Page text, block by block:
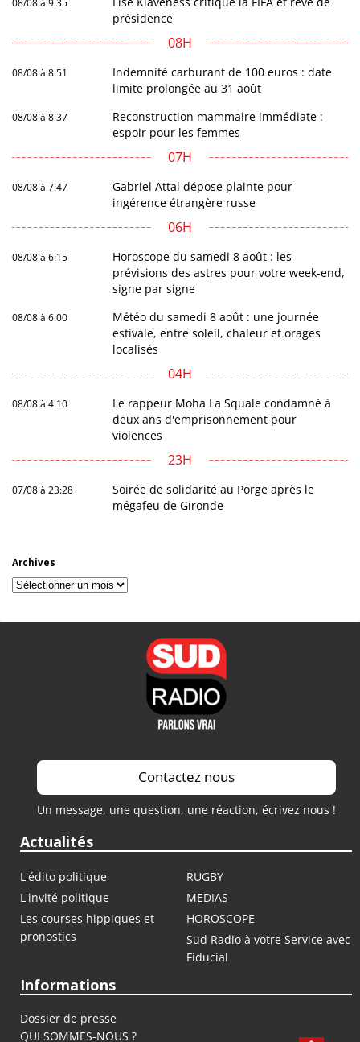
08/08 à 9:35
présidence
08H
08/08 à 8:51
Indemnité carburant de 100 euros : date
limite prolongée au 31 août
08/08 à 8:37
Reconstruction mammaire immédiate :
espoir pour les femmes
07H
08/08 à 7:47
Gabriel Attal dépose plainte pour
ingérence étrangère russe
06H
08/08 à 6:15
Horoscope du samedi 8 août : les
prévisions des astres pour votre week-end,
signe par signe
08/08 à 6:00
Météo du samedi 8 août : une journée
estivale, entre soleil, chaleur et orages
localisés
04H
08/08 à 4:10
Le rappeur Moha La Squale condamné à
deux ans d'emprisonnement pour
violences
23H
07/08 à 23:28
Soirée de solidarité au Porge après le
mégafeu de Gironde
Archives
Archives
Contactez nous
Un message, une question, une réaction, écrivez nous !
Actualités
L'édito politique
RUGBY
L'invité politique
MEDIAS
Les courses hippiques et
pronostics
HOROSCOPE
Sud Radio à votre Service avec
Fiducial
Informations
Dossier de presse
QUI SOMMES-NOUS ?